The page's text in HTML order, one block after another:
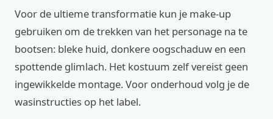
Voor de ultieme transformatie kun je make-up
gebruiken om de trekken van het personage na te
bootsen: bleke huid, donkere oogschaduw en een
spottende glimlach. Het kostuum zelf vereist geen
ingewikkelde montage. Voor onderhoud volg je de
wasinstructies op het label.